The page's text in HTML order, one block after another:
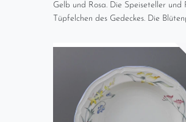
Gelb und Rosa. Die Speiseteller
Tüpfelchen des Gedeckes. Die